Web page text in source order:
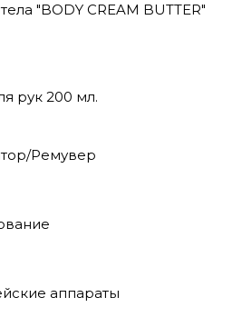
"BODY CREAM BUTTER"
рук 200 мл.
Ремувер
аппараты